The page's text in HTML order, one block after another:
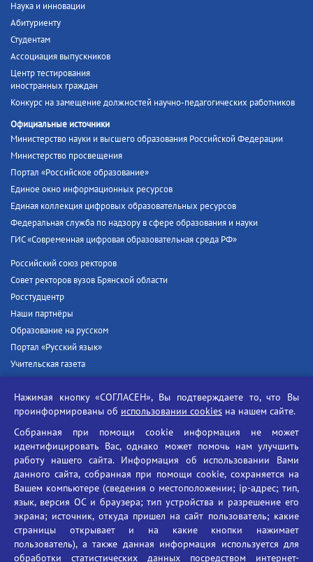
Наука и инновации
Абитуриенту
Студентам
Ассоциация выпускников
Центр тестирования
иностранных граждан
Конкурс на замещение должностей научно-педагогических работников
Официальные источники
Министерство науки и высшего образования Российской Федерации
Министерство просвещения
Портал «Российское образование»
Единое окно информационных ресурсов
Единая коллекция цифровых образовательных ресурсов
Федеральная служба по надзору в сфере образования и науки
ГИС «Современная цифровая образовательная среда РФ»
Российский союз ректоров
Совет ректоров вузов Брянской области
Росстудцентр
Наши партнёры
Образование на русском
Портал «Русский язык»
Учительская газета
Единый портал государственных услуг
Противодействие угрозам информационной безопасности
Социальные ролики - Генеральная прокуратура РФ
Противодействие коррупции
БГУ против наркотиков
Брянский государственный университет
имени академика И.Г. Петровского
Время работы: пн-пт 09:00-18:00
Нажимая кнопку «СОГЛАСЕН», Вы подтверждаете то, что Вы
проинформированы об использовании cookies на нашем сайте.
Собранная при помощи cookie информация не может
идентифицировать Вас, однако может помочь нам улучшить
работу нашего сайта. Информация об использовании Вами
данного сайта, собранная при помощи cookie, сохраняется на
Вашем компьютере (сведения о местоположении; ip-адрес; тип,
язык, версия ОС и браузера; тип устройства и разрешение его
экрана; источник, откуда пришел на сайт пользователь; какие
страницы открывает и на какие кнопки нажимает
пользователь), а также данная информация используется для
обработки статистических данных посредством интернет-